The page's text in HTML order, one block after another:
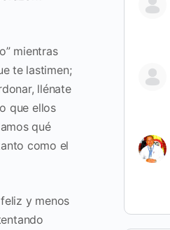
mientras
te lastimen;
llénate
que ellos
qué
como el
y menos